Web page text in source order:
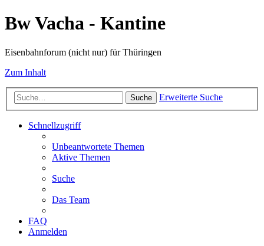
Bw Vacha - Kantine
Eisenbahnforum (nicht nur) für Thüringen
Zum Inhalt
Suche Erweiterte Suche
Schnellzugriff
Unbeantwortete Themen
Aktive Themen
Suche
Das Team
FAQ
Anmelden